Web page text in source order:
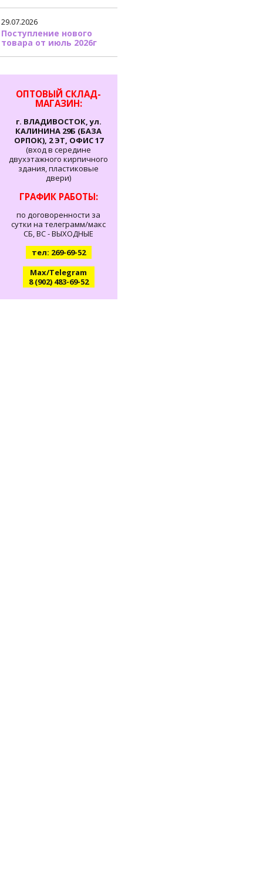
29.07.2026
Поступление нового
товара от июль 2026г
ОПТОВЫЙ СКЛАД-
МАГАЗИН:
г. ВЛАДИВОСТОК, ул.
КАЛИНИНА 29Б (БАЗА
ОРПОК), 2 ЭТ, ОФИС 17
(вход в середине
двухэтажного кирпичного
здания, пластиковые
двери)
ГРАФИК РАБОТЫ:
по договоренности за
сутки на телеграмм/макс
СБ, ВС - ВЫХОДНЫЕ
тел: 269-69-52
Max/Telegram
8 (902) 483-69-52